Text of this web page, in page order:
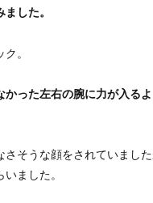
した。
。
かった左右の腕に力が入る
さそうな顔をされていまし
ました。